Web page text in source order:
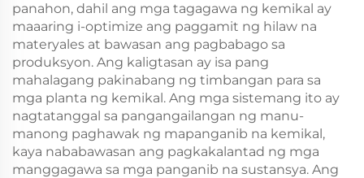
panahon, dahil ang mga tagagawa ng kemikal ay
maaaring i-optimize ang paggamit ng hilaw na
materyales at bawasan ang pagbabago sa
produksyon. Ang kaligtasan ay isa pang
mahalagang pakinabang ng timbangan para sa
mga planta ng kemikal. Ang mga sistemang ito ay
nagtatanggal sa pangangailangan ng manu-
manong paghawak ng mapanganib na kemikal,
kaya nababawasan ang pagkakalantad ng mga
manggagawa sa mga panganib na sustansya. Ang